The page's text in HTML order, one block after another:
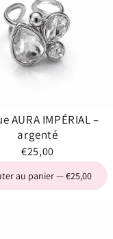
AURA IMPÉRIAL –
argenté
€25,00
au panier — €25,00